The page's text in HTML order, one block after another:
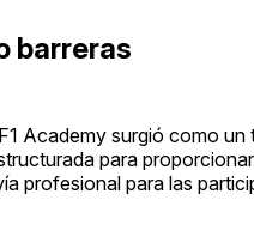
barreras
F1 Academy surgió como
para
profesional para las